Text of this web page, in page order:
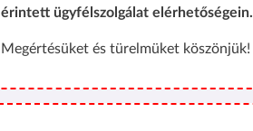
érintett ügyfélszolgálat elérhetőségein.
Megértésüket és türelmüket köszönjük!